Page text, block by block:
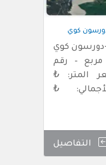
كوي
دورسون كوي
243.55 متر مربع – رقم
48 – سعر المتر: ₺
₺
التفاصيل